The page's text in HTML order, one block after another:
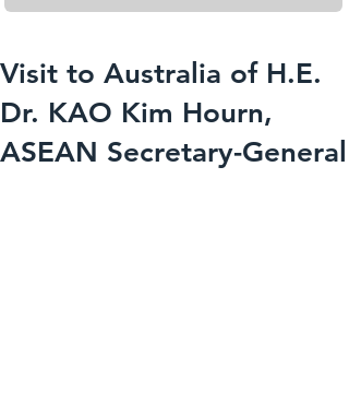
Visit to Australia of H.E.
Dr. KAO Kim Hourn,
ASEAN Secretary-General